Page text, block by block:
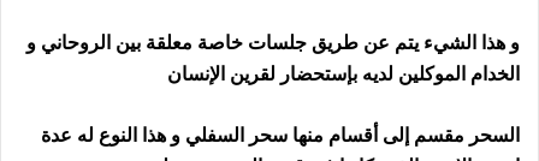
و هذا الشيء يتم عن طريق جلسات خاصة معلقة بين الروحاني و
الخدام الموكلين لديه بإستحضار لقرين الإنسان
السحر مقسم إلى أقسام منها سحر السفلي و هذا النوع له عدة